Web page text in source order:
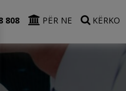
808 PËR NE KËRKO